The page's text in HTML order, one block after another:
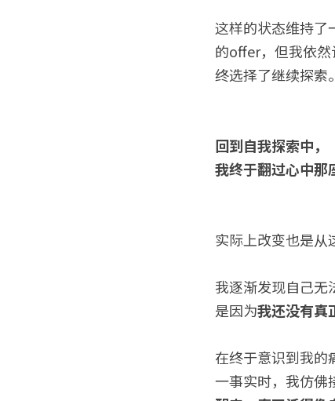
这样的状态维持
的offer，但我依
终选择了继续探索。
回到自我探索中，
我终于翻过心中那
实际上改变也是从
我逐渐发现自己
是因为我还没有真
在终于意识到我的
一事实时，我仿佛